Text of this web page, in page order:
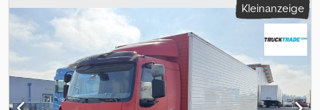
Breite: 2,48 Meter Höhe: 1,20 Meter
Kleinanzeige